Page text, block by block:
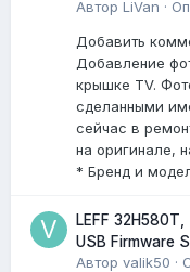
Автор LiVan ·
Добавить
Добавление
крышке TV.
сделанными
сейчас в
на оригинале,
* Бренд и
LEFF
USB Firmware
Автор valik50 ·